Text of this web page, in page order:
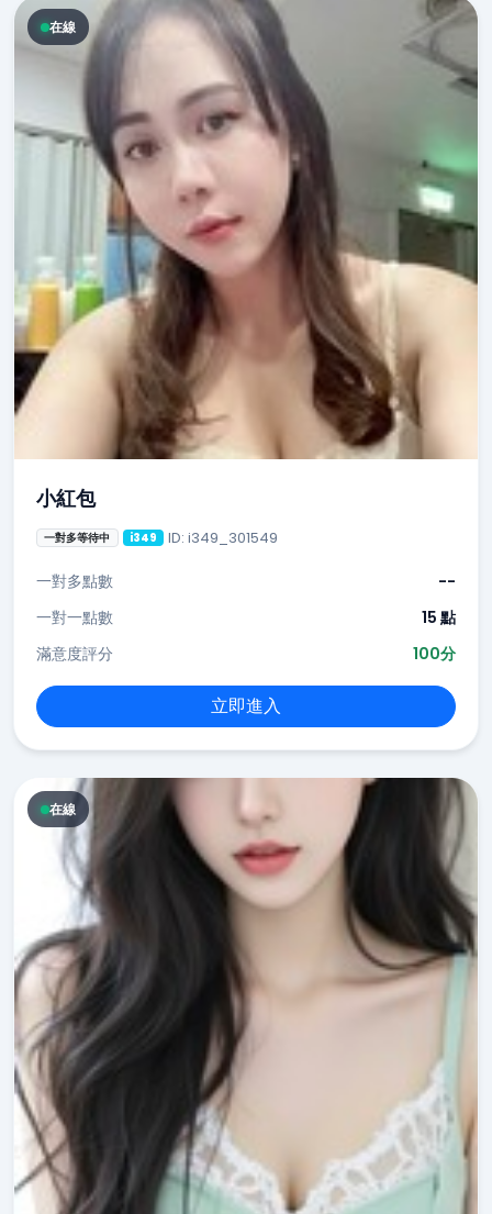
在線
小紅包
一對多等待中 i349 ID: i349_301549
一對多點數
--
一對一點數
15 點
滿意度評分
100分
立即進入
在線